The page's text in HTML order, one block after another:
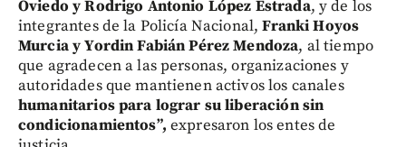
Oviedo y Rodrigo Antonio López Estrada, y de los
integrantes de la Policía Nacional,Franki Hoyos
Murcia y Yordin Fabián Pérez Mendoza, al tiempo
que agradecen a las personas, organizaciones y
autoridades que mantienen activos los canales
humanitarios para lograr su liberación sin
condicionamientos”, expresaron los entes de